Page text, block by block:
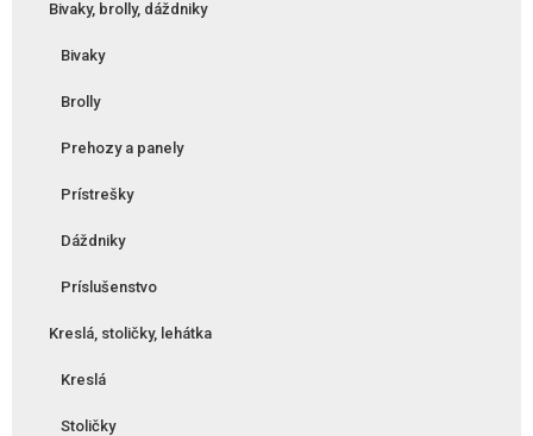
Bivaky, brolly, dáždniky
Bivaky
Brolly
Prehozy a panely
Prístrešky
Dáždniky
Príslušenstvo
Kreslá, stoličky, lehátka
Kreslá
Stoličky